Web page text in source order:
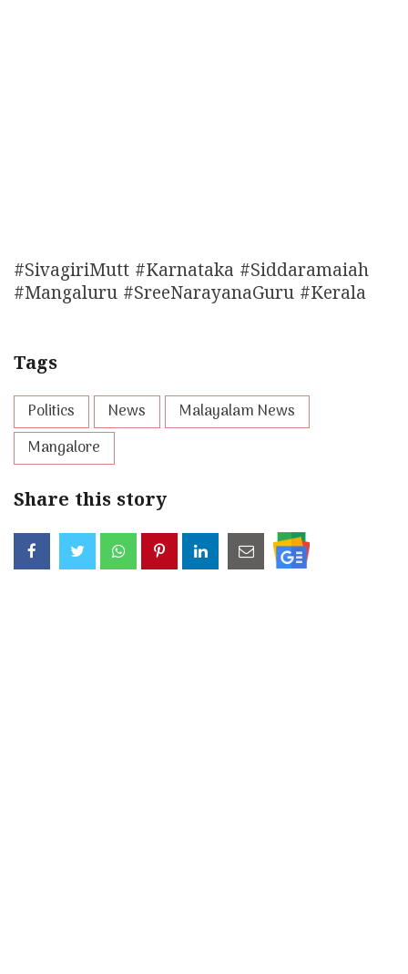
#SivagiriMutt #Karnataka #Siddaramaiah
#Mangaluru #SreeNarayanaGuru #Kerala
Tags
Politics News
Malayalam News
Mangalore
Share this story